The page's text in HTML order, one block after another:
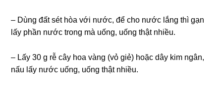
– Dùng đất sét hòa với nước, để cho nước lắng thì gạn
lấy phần nước trong mà uống, uống thật nhiều.
– Lấy 30 g rễ cây hoa vàng (vỏ giẻ) hoặc dây kim ngân,
nấu lấy nước uống, uống thật nhiều.